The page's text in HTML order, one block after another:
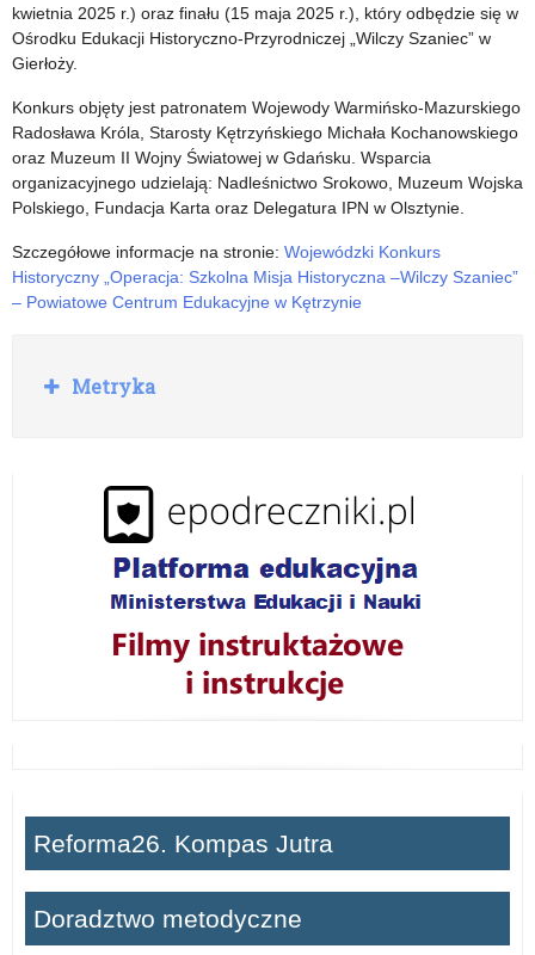
kwietnia 2025 r.) oraz finału (15 maja 2025 r.), który odbędzie się w
Ośrodku Edukacji Historyczno-Przyrodniczej „Wilczy Szaniec” w
Gierłoży.
Konkurs objęty jest patronatem Wojewody Warmińsko-Mazurskiego
Radosława Króla, Starosty Kętrzyńskiego Michała Kochanowskiego
oraz Muzeum II Wojny Światowej w Gdańsku. Wsparcia
organizacyjnego udzielają: Nadleśnictwo Srokowo, Muzeum Wojska
Polskiego, Fundacja Karta oraz Delegatura IPN w Olsztynie.
Szczegółowe informacje na stronie: Wojewódzki Konkurs
Historyczny „Operacja: Szkolna Misja Historyczna –Wilczy Szaniec”
– Powiatowe Centrum Edukacyjne w Kętrzynie
R
o
Metryka
Reforma26. Kompas Jutra
Doradztwo metodyczne